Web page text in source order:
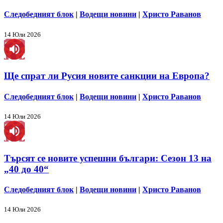
Следобедният блок| Водещи новини | Христо Раванов
14 Юли 2026
Ще спрат ли Русия новите санкции на Европа?
Следобедният блок | Водещи новини | Христо Раванов
14 Юли 2026
Търсят се новите успешни българи: Сезон 13 на
„40 до 40“
Следобедният блок | Водещи новини | Христо Раванов
14 Юли 2026